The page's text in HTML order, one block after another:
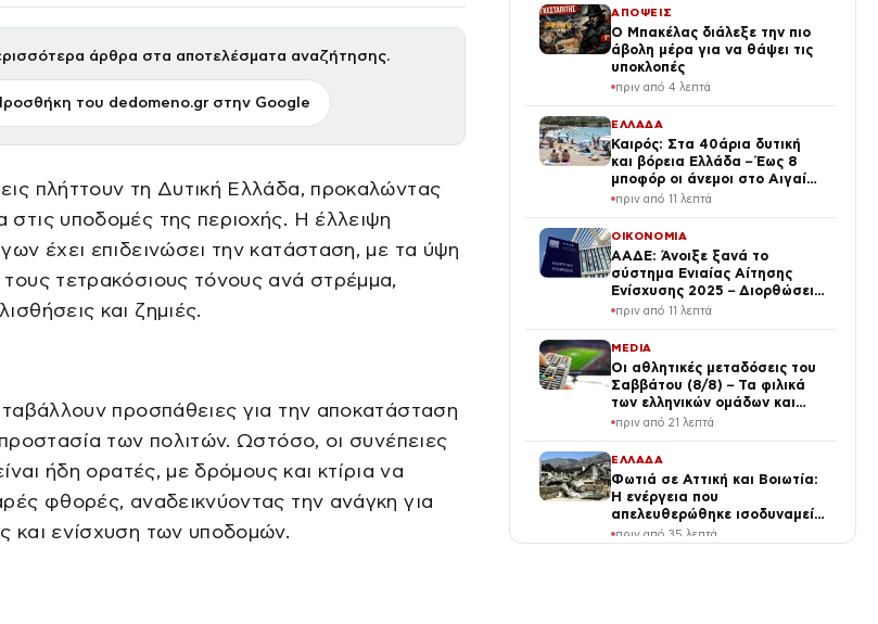
άρθρα στα αποτελέσματα αναζήτησης.
του dedomeno.gr στην Google
πλήττουν τη Δυτική Ελλάδα, προκαλώντας
υποδομές της περιοχής. Η έλλειψη
έχει επιδεινώσει την κατάσταση, με τα ύψη
τετρακόσιους τόνους ανά στρέμμα,
και ζημιές.
προσπάθειες για την αποκατάσταση
των πολιτών. Ωστόσο, οι συνέπειες
ήδη ορατές, με δρόμους και κτίρια να
φθορές, αναδεικνύοντας την ανάγκη για
και ενίσχυση των υποδομών.
ΑΠΟΨΕΙΣ
Ο Μπακέλας διάλεξε την πιο
άβολη μέρα για να θάψει τις
υποκλοπές
πριν από 4 λεπτά
ΕΛΛΑΔΑ
Καιρός: Στα 40άρια δυτική
και βόρεια Ελλάδα – Έως 8
μποφόρ οι άνεμοι στο Αιγαίο
μέχρι Δεκαπενταύγουστο
πριν από 11 λεπτά
ΟΙΚΟΝΟΜΙΑ
ΑΑΔΕ: Άνοιξε ξανά το
σύστημα Ενιαίας Αίτησης
Ενίσχυσης 2025 – Διορθώσεις
έως πότε μπορούν να γίνουν
πριν από 11 λεπτά
MEDIA
Οι αθλητικές μεταδόσεις του
Σαββάτου (8/8) – Τα φιλικά
των ελληνικών ομάδων και
MotoGP ξεχωρίζουν σήμερα
πριν από 21 λεπτά
ΕΛΛΑΔΑ
Φωτιά σε Αττική και Βοιωτία:
Η ενέργεια που
απελευθερώθηκε ισοδυναμεί
με 6 βόμβες Χιροσίμα – Πώς
κάηκε μέσα σε 2 βράδια το
πριν από 35 λεπτά